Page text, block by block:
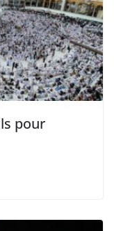
pour